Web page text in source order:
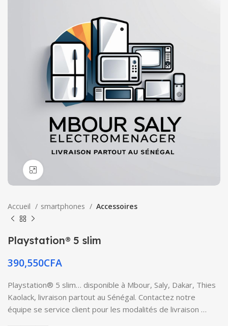
Accueil smartphones Accessoires
Playstation® 5 slim
390,550CFA
Playstation® 5 slim… disponible à Mbour, Saly, Dakar, Thies
Kaolack, livraison partout au Sénégal. Contactez notre
équipe se service client pour les modalités de livraison …